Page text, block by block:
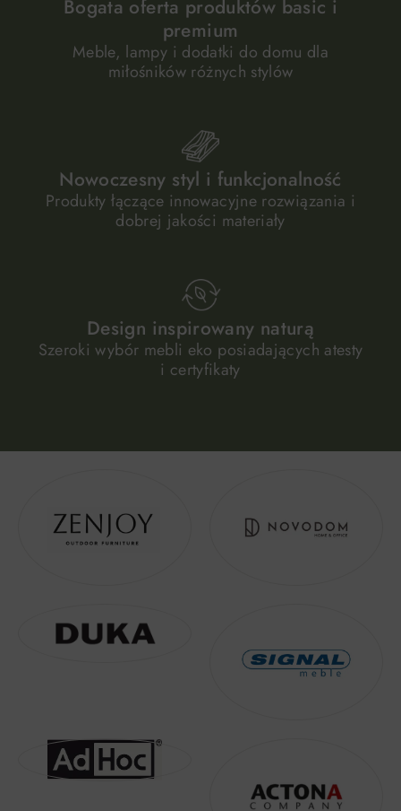
Bogata oferta produktów basic i
premium
Meble, lampy i dodatki do domu dla
miłośników różnych stylów
Nowoczesny styl i funkcjonalność
Produkty łączące innowacyjne rozwiązania i
dobrej jakości materiały
Design inspirowany naturą
Szeroki wybór mebli eko posiadających atesty
i certyfikaty